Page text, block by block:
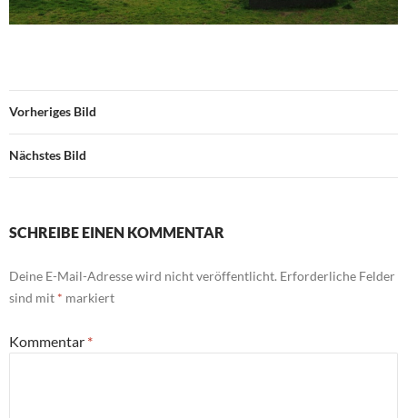
Vorheriges Bild
Nächstes Bild
SCHREIBE EINEN KOMMENTAR
Deine E-Mail-Adresse wird nicht veröffentlicht. Erforderliche Felder
sind mit * markiert
Kommentar *